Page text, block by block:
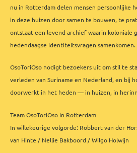
nu in Rotterdam delen mensen persoonlijke
in deze huizen door samen te bouwen, te
ontstaat een levend archief waarin koloniale
hedendaagse identiteitsvragen samenkomen.
OsoToriOso nodigt bezoekers uit om stil te
verleden van Suriname en Nederland, en bij
doorwerkt in het heden — in huizen, in
Team OsoToriOso in Rotterdam
In willekeurige volgorde: Robbert van der
van Hinte / Nellie Bakboord / Wilgo Holwijn